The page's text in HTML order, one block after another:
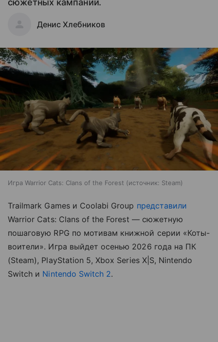
Денис Хлебников
Игра Warrior Cats: Clans of the Forest источник: Steam
Trailmark Games и Coolabi Group представили
Warrior Cats: Clans of the Forest — сюжетную
пошаговую RPG по мотивам книжной серии «Коты-
воители». Игра выйдет осенью 2026 года на ПК
(Steam), PlayStation 5, Xbox Series X|S, Nintendo
Switch и Nintendo Switch 2.